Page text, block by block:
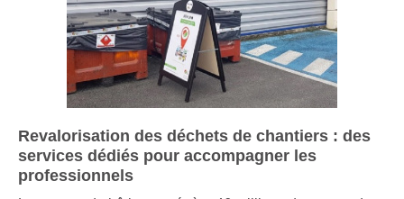
Revalorisation des déchets de chantiers : des
services dédiés pour accompagner les
professionnels